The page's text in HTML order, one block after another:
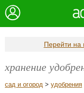
Перейти на
хранение
сад и огород > удобрения